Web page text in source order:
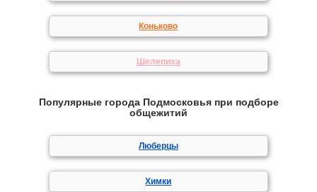
Коньково
Шелепиха
Популярные города Подмосковья при подборе
общежитий
Люберцы
Химки